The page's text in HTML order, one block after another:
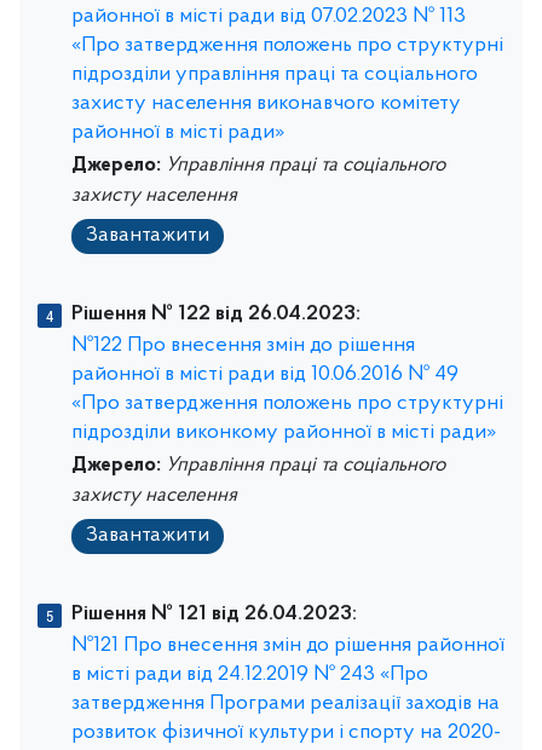
районної в місті ради від 07.02.2023 № 113
«Про затвердження положень про структурні
підрозділи управління праці та соціального
захисту населення виконавчого комітету
районної в місті ради»
Джерело: Управління праці та соціального
захисту населення
Завантажити
Рішення № 122 від 26.04.2023:
№122 Про внесення змін до рішення
районної в місті ради від 10.06.2016 № 49
«Про затвердження положень про структурні
підрозділи виконкому районної в місті ради»
Джерело: Управління праці та соціального
захисту населення
Завантажити
Рішення № 121 від 26.04.2023:
№121 Про внесення змін до рішення районної
в місті ради від 24.12.2019 № 243 «Про
затвердження Програми реалізації заходів на
розвиток фізичної культури і спорту на 2020-